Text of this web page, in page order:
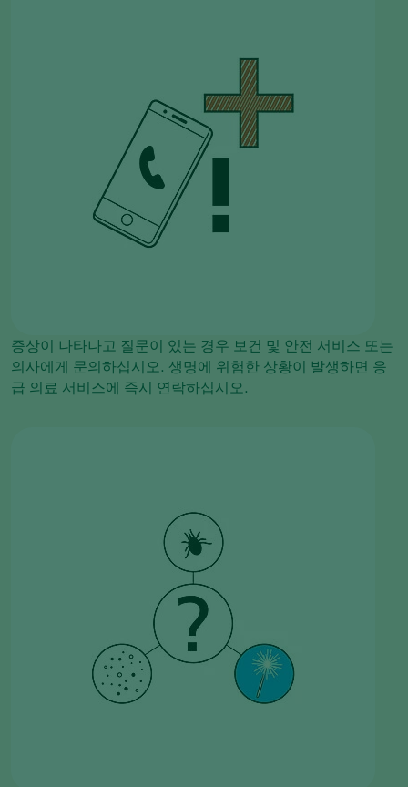
증상이 나타나고 질문이 있는 경우 보건 및 안전 서비스 또는
의사에게 문의하십시오. 생명에 위험한 상황이 발생하면 응
급 의료 서비스에 즉시 연락하십시오.